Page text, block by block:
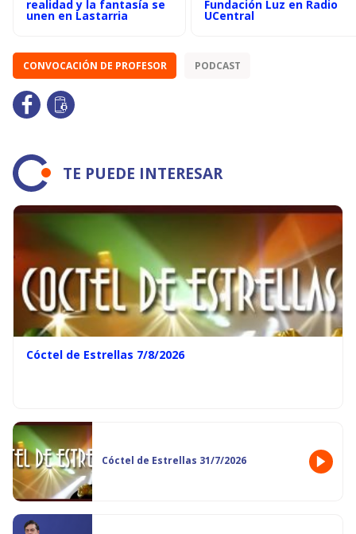
realidad y la fantasía se
unen en Lastarria
Fundación Luz en Radio
UCentral
CONVOCACIÓN DE PROFESOR PODCAST
TE PUEDE INTERESAR
Cóctel de Estrellas 7/8/2026
Cóctel de Estrellas 31/7/2026